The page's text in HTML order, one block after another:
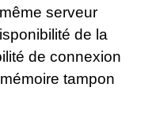
serveur
de la
de connexion
tampon